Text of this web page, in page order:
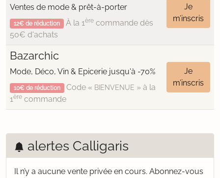
Ventes de mode & prêt-à-porter
12€ de réduction À la 1èrecommande dès
50€ d'achats
Je
m’inscris
Bazarchic
Mode, Déco, Vin & Epicerie jusqu'à -70%
10€ de réduction Code « BIENVENUE » à la
1ère commande
Je
m’inscris
alertes Calligaris
Il n’y a aucune vente privée en cours. Abonnez-vous